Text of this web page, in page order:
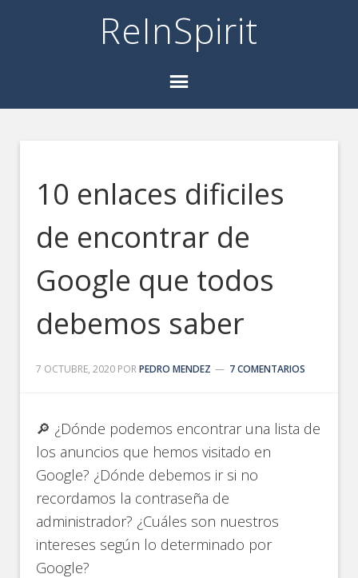
ReInSpirit
10 enlaces dificiles
de encontrar de
Google que todos
debemos saber
7 OCTUBRE, 2020 PORPEDRO MENDEZ 7 COMENTARIOS
🔎 ¿Dónde podemos encontrar una lista de
los anuncios que hemos visitado en
Google? ¿Dónde debemos ir si no
recordamos la contraseña de
administrador? ¿Cuáles son nuestros
intereses según lo determinado por
Google?